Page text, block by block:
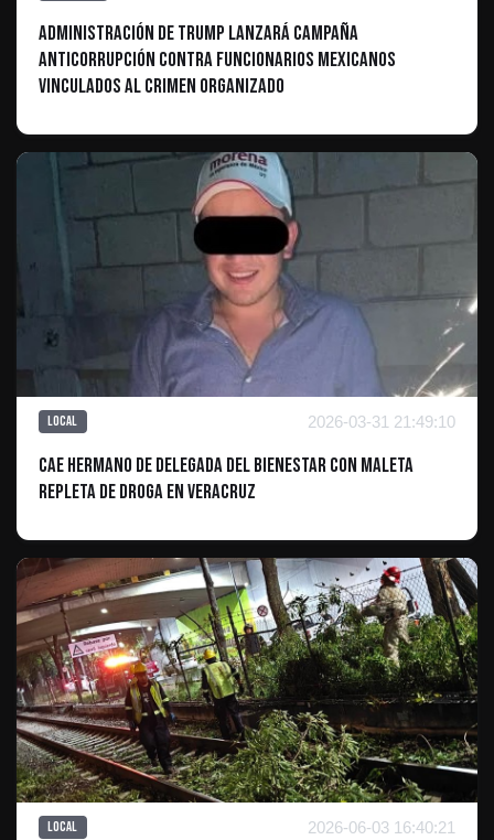
Administración de Trump lanzará campaña
anticorrupción contra funcionarios mexicanos
vinculados al crimen organizado
Local 2026-03-31 21:49:10
Cae hermano de Delegada del Bienestar con maleta
repleta de droga en Veracruz
Local 2026-06-03 16:40:21